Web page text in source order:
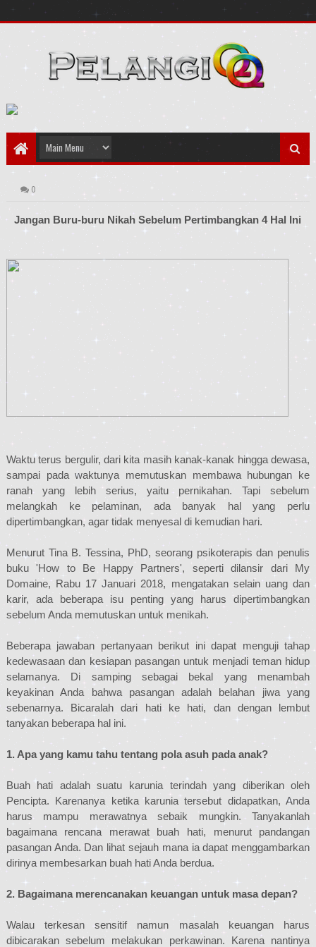
0
Jangan Buru-buru Nikah Sebelum Pertimbangkan 4 Hal Ini
Waktu terus bergulir, dari kita masih kanak-kanak hingga dewasa,
sampai pada waktunya memutuskan membawa hubungan ke
ranah yang lebih serius, yaitu pernikahan. Tapi sebelum
melangkah ke pelaminan, ada banyak hal yang perlu
dipertimbangkan, agar tidak menyesal di kemudian hari.
Menurut Tina B. Tessina, PhD, seorang psikoterapis dan penulis
buku 'How to Be Happy Partners', seperti dilansir dari My
Domaine, Rabu 17 Januari 2018, mengatakan selain uang dan
karir, ada beberapa isu penting yang harus dipertimbangkan
sebelum Anda memutuskan untuk menikah.
Beberapa jawaban pertanyaan berikut ini dapat menguji tahap
kedewasaan dan kesiapan pasangan untuk menjadi teman hidup
selamanya. Di samping sebagai bekal yang menambah
keyakinan Anda bahwa pasangan adalah belahan jiwa yang
sebenarnya. Bicaralah dari hati ke hati, dan dengan lembut
tanyakan beberapa hal ini.
1. Apa yang kamu tahu tentang pola asuh pada anak?
Buah hati adalah suatu karunia terindah yang diberikan oleh
Pencipta. Karenanya ketika karunia tersebut didapatkan, Anda
harus mampu merawatnya sebaik mungkin. Tanyakanlah
bagaimana rencana merawat buah hati, menurut pandangan
pasangan Anda. Dan lihat sejauh mana ia dapat menggambarkan
dirinya membesarkan buah hati Anda berdua.
2. Bagaimana merencanakan keuangan untuk masa depan?
Walau terkesan sensitif namun masalah keuangan harus
dibicarakan sebelum melakukan perkawinan. Karena nantinya